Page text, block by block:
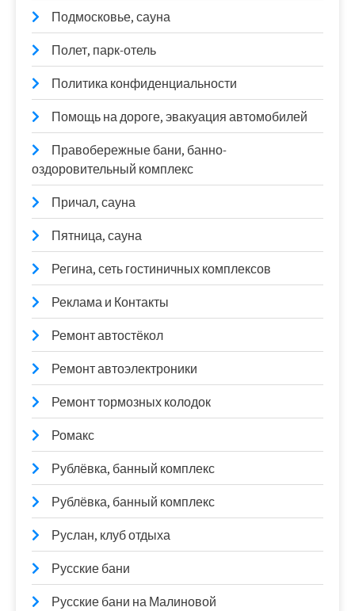
Подмосковье, сауна
Полет, парк-отель
Политика конфиденциальности
Помощь на дороге, эвакуация автомобилей
Правобережные бани, банно-
оздоровительный комплекс
Причал, сауна
Пятница, сауна
Регина, сеть гостиничных комплексов
Реклама и Контакты
Ремонт автостёкол
Ремонт автоэлектроники
Ремонт тормозных колодок
Ромакс
Рублёвка, банный комплекс
Рублёвка, банный комплекс
Руслан, клуб отдыха
Русские бани
Русские бани на Малиновой